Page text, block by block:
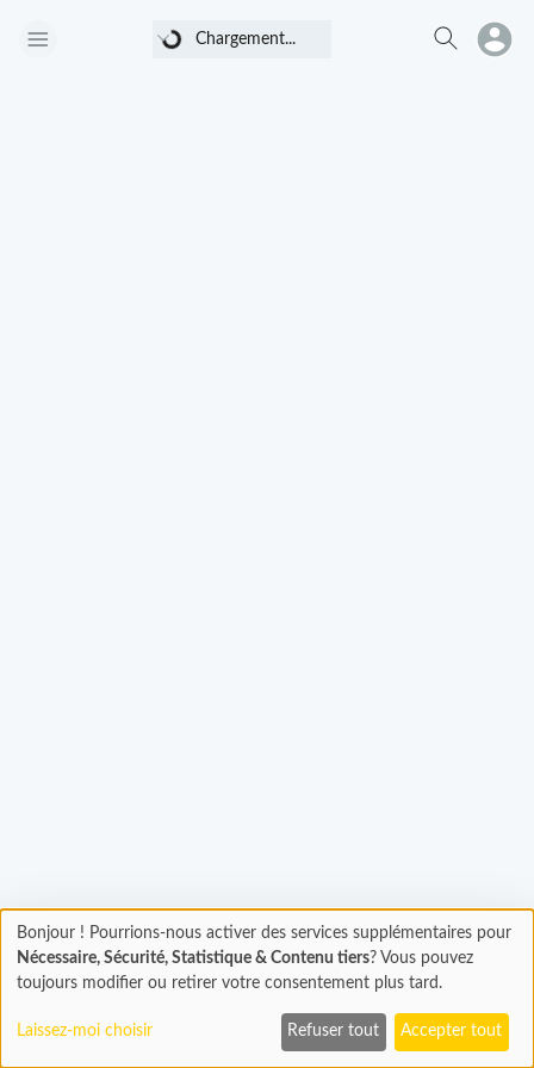
Chargement...
Chargement... Chargement
En cours...
Bonjour ! Pourrions-nous activer des services supplémentaires pour
Nécessaire, Sécurité, Statistique & Contenu tiers? Vous pouvez
toujours modifier ou retirer votre consentement plus tard.
Laissez-moi choisir Refuser tout Accepter tout